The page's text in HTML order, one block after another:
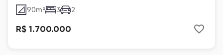
90m² 3 2
R$ 1.700.000